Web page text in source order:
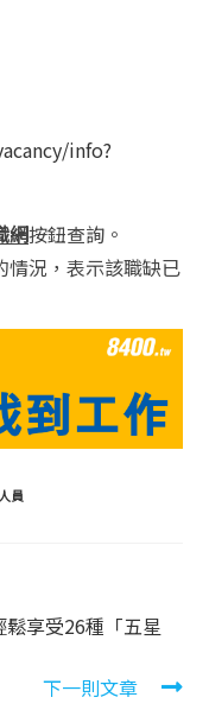
info?
網按鈕查詢。
情況，表示該職缺已
員
享受26種「五星
下一則文章